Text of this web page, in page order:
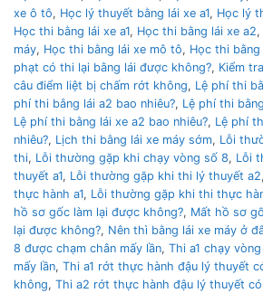
xe ô tô, Học lý thuyết bằng lái xe a1, Học lý
Học thi bằng lái xe a1, Học thi bằng lái xe a2,
máy, Học thi bằng lái xe mô tô, Học thi
phạt có thi lại bằng lái được không?, Kiểm
câu điểm liệt bị chấm rớt không, Lệ phí thi
phí thi bằng lái a2 bao nhiêu?, Lệ phí thi
Lệ phí thi bằng lái xe a2 bao nhiêu?, Lệ phí
nhiêu?, Lịch thi bằng lái xe máy sớm, Lỗi
thi, Lỗi thường gặp khi chạy vòng số 8, Lỗi
thuyết a1, Lỗi thường gặp khi thi lý thuyết a2,
thực hành a1, Lỗi thường gặp khi thi thực
hồ sơ gốc làm lại được không?, Mất hồ sơ
lại được không?, Nên thì bằng lái xe máy ở
8 được chạm chân mấy lần, Thi a1 chạy
mấy lần, Thi a1 rớt thực hành đậu lý thuyết
không, Thi a2 rớt thực hành đậu lý thuyết